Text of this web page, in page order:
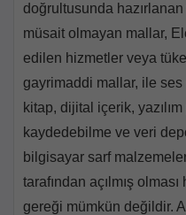
doğrultusunda
müsait olmayan mallar,
edilen hizmetler veya
gayrimaddi mallar, ile ses
kitap, dijital içerik,
kaydedebilme ve veri
bilgisayar sarf
tarafından açılmış
gereği mümkün değildir.